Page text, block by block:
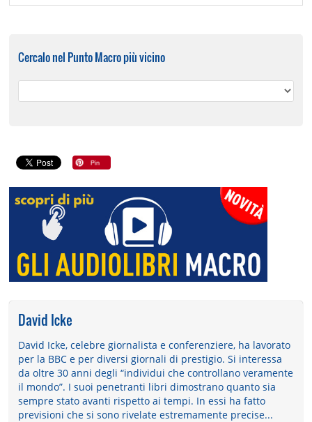
Cercalo nel Punto Macro più vicino
David Icke
David Icke, celebre giornalista e conferenziere, ha lavorato
per la BBC e per diversi giornali di prestigio. Si interessa
da oltre 30 anni degli “individui che controllano veramente
il mondo”. I suoi penetranti libri dimostrano quanto sia
sempre stato avanti rispetto ai tempi. In essi ha fatto
previsioni che si sono rivelate estremamente precise...